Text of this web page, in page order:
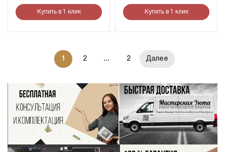
Купить в 1 клик Купить в 1 клик
1 2 ... 2